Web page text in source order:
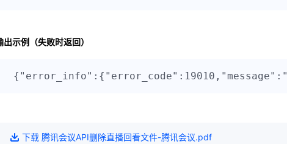
出示例（失败时返回）
下载 腾讯会议API删除直播回看文件-腾讯会议.pdf